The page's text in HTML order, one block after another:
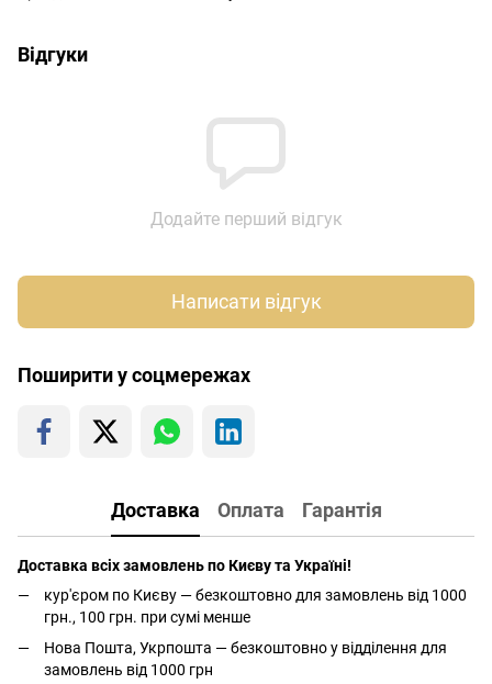
Відгуки
Додайте перший відгук
Написати відгук
Поширити у соцмережах
Доставка Оплата Гарантія
Доставка всіх замовлень по Києву та Україні!
кур'єром по Києву — безкоштовно для замовлень від 1000
грн., 100 грн. при сумі менше
Нова Пошта, Укрпошта — безкоштовно у відділення для
замовлень від 1000 грн